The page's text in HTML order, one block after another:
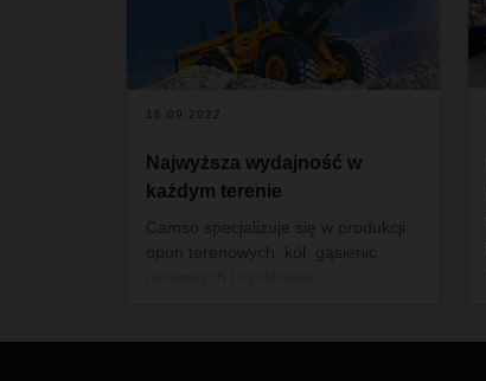
16.09.2022
Najwyższa wydajność w
każdym terenie
Camso specjalizuje się w produkcji
opon terenowych, kół, gąsienic